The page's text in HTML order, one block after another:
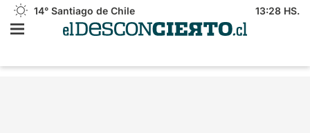
14° Santiago de Chile 13:28 HS.